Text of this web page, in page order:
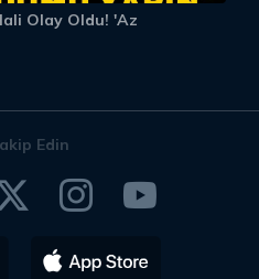
Olay Oldu! 'Az
Edin